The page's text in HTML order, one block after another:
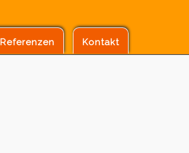
Referenzen Kontakt